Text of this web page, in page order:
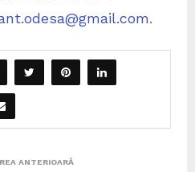
.
ANTERIOARĂ